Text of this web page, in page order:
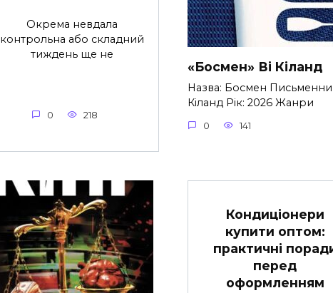
Окрема невдала
контрольна або складний
тиждень ще не
0 218
«Босмен» Ві Кіланд
Назва: Босмен
Кіланд Рік: 2026 Жанри
0 141
Кондиціонери
купити оптом:
практичні
перед
оформленням